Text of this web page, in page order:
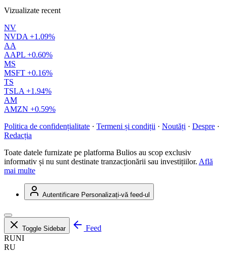
Vizualizate recent
NV
NVDA +1.09%
AA
AAPL +0.60%
MS
MSFT +0.16%
TS
TSLA +1.94%
AM
AMZN +0.59%
Politica de confidențialitate · Termeni și condiții · Noutăți · Despre ·
Redacția
Toate datele furnizate pe platforma Bulios au scop exclusiv
informativ și nu sunt destinate tranzacționării sau investițiilor. Află
mai multe
Autentificare Personalizați-vă feed-ul
Toggle Sidebar
Feed
RUNI
RU